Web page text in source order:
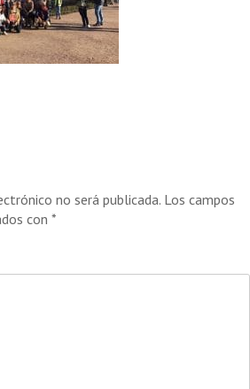
no será publicada. Los campos
con *